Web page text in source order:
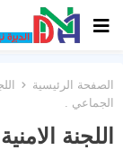
الصفحة الرئيسية
الجماعي .
اللجنة